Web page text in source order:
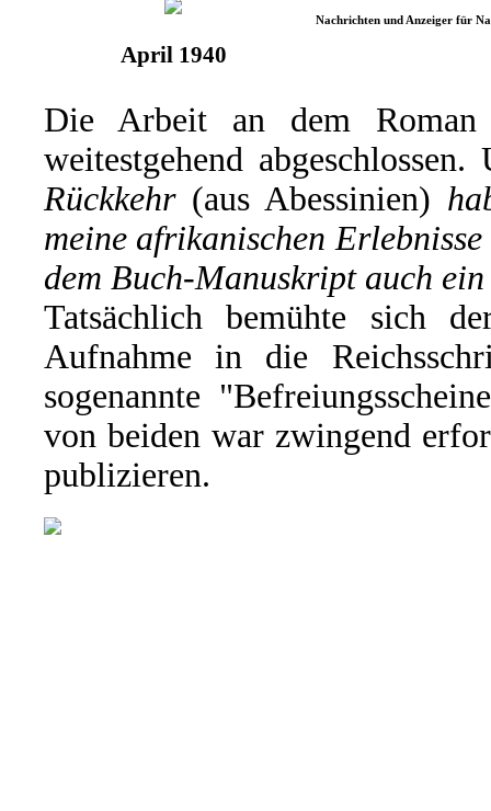
April 1940
Nachrichten und Anzeiger für
Die Arbeit an dem
weitestgehend
Rückkehr (aus Abessinien)
meine afrikanischen
dem Buch-Manuskript auch
Tatsächlich bemühte sich
Aufnahme in die
sogenannte
von beiden war zwingend
publizieren.